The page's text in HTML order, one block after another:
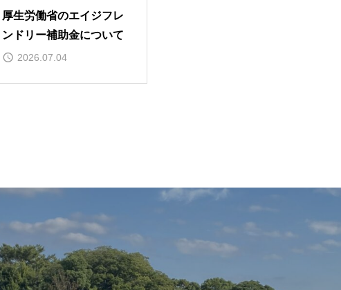
厚生労働省のエイジフレ
ンドリー補助金について
2026.07.04